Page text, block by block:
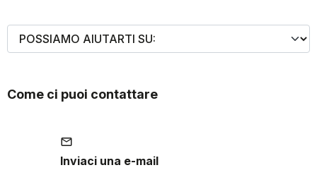
Come ci puoi contattare
email
Inviaci una e-mail